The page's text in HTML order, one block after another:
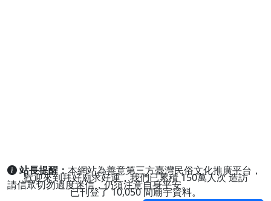
站長提醒：本網站為善意第三方臺灣民俗文化推廣平台，
請信眾切勿過度迷信，仍須注意自身平安。
歡迎來到拜好廟求好運，我們已累積150萬人次造訪
已刊登了10,050間廟宇資料。